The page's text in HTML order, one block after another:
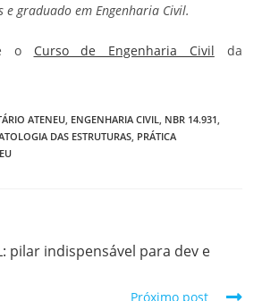
e graduado em Engenharia Civil.
o Curso de Engenharia Civil da
ATENEU ENGENHARIA CIVIL NBR 14.931
DAS ESTRUTURAS PRÁTICA
pilar indispensável para dev e
Próximo post